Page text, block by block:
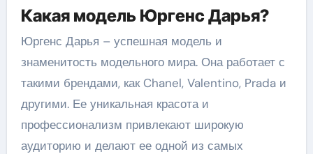
Какая модель Юргенс Дарья?
Юргенс Дарья – успешная модель и
знаменитость модельного мира. Она работает с
такими брендами, как Chanel, Valentino, Prada и
другими. Ее уникальная красота и
профессионализм привлекают широкую
аудиторию и делают ее одной из самых